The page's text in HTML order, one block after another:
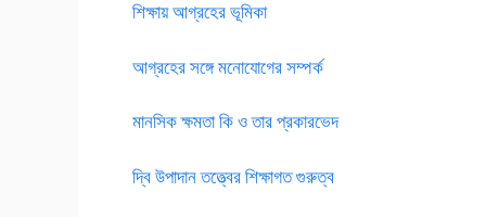
শিক্ষায় আগ্রহের ভূমিকা
আগ্রহের সঙ্গে মনোযোগের সম্পর্ক
মানসিক ক্ষমতা কি ও তার প্রকারভেদ
দ্বি উপাদান তত্ত্বের শিক্ষাগত গুরুত্ব